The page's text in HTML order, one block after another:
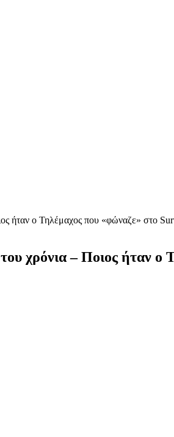
ήταν ο Τηλέμαχος που «φώναζε» στο
χρόνια – Ποιος ήταν ο